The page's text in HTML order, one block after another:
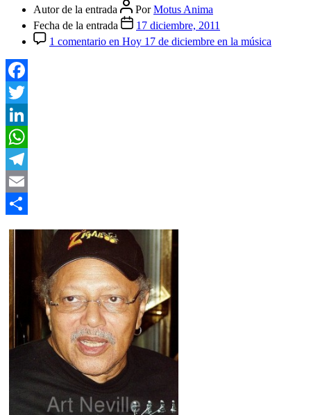
Autor de la entrada PorMotus Anima
Fecha de la entrada
17 diciembre, 2011
1 comentario en Hoy 17 de diciembre en la música
Facebook
Twitter
LinkedIn
WhatsApp
Telegram
Email